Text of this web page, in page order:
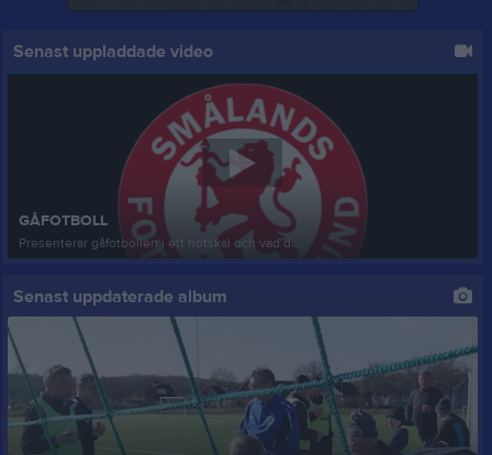
Senast uppladdade video
GÅFOTBOLL
Presenterar gåfotbollen i ett nötskal och vad d...
Senast uppdaterade album